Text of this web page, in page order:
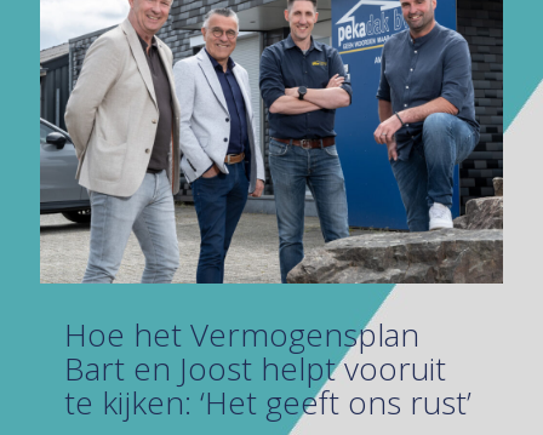
Hoe het Vermogens­plan
Bart en Joost helpt vooruit
te kijken: ‘Het geeft ons rust’